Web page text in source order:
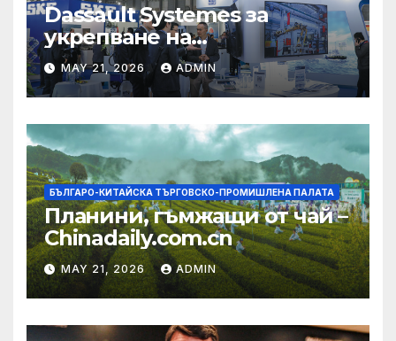
Dassault Systemes за
укрепване на
изграждането на AI
екосистема в Китай
MAY 21, 2026 ADMIN
БЪЛГАРО-КИТАЙСКА ТЪРГОВСКО-ПРОМИШЛЕНА ПАЛАТА
Планини, гъмжащи от чай –
Chinadaily.com.cn
MAY 21, 2026 ADMIN